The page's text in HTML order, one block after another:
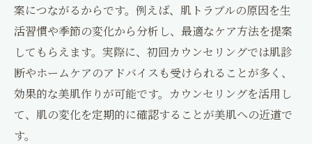
案につながるからです。例えば、肌トラブルの原因を生
活習慣や季節の変化から分析し、最適なケア方法を提案
してもらえます。実際に、初回カウンセリングでは肌診
断やホームケアのアドバイスも受けられることが多く、
効果的な美肌作りが可能です。カウンセリングを活用し
て、肌の変化を定期的に確認することが美肌への近道で
す。